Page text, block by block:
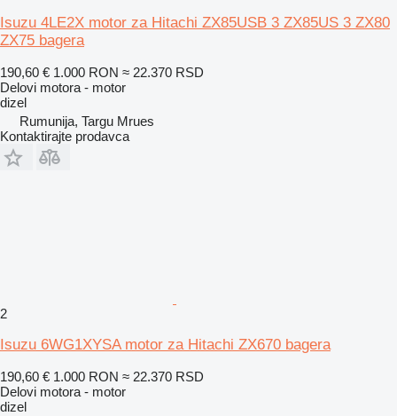
Isuzu 4LE2X motor za Hitachi ZX85USB 3 ZX85US 3 ZX80
ZX75 bagera
190,60 € 1.000 RON ≈ 22.370 RSD
Delovi motora - motor
dizel
Rumunija, Targu Mrues
Kontaktirajte prodavca
2
Isuzu 6WG1XYSA motor za Hitachi ZX670 bagera
190,60 € 1.000 RON ≈ 22.370 RSD
Delovi motora - motor
dizel